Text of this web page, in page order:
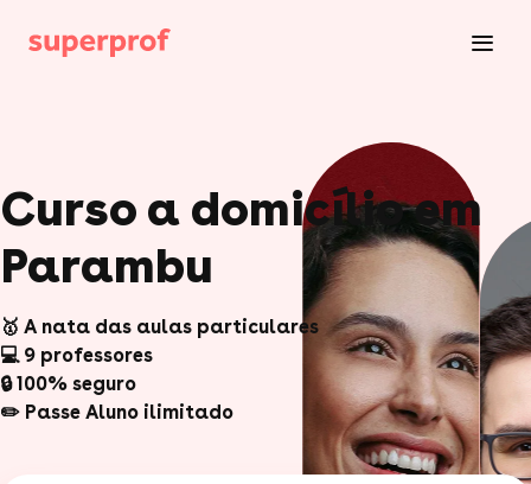
Curso a domicílio em
Parambu
🥇 A nata das aulas particulares
💻 9 professores
🔒 100% seguro
✏️ Passe Aluno ilimitado